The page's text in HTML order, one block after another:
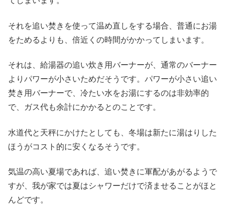
それを追い焚きを使って温め直しをする場合、普通にお湯
をためるよりも、倍近くの時間がかかってしまいます。
それは、給湯器の追い炊き用バーナーが、通常のバーナー
よりパワーが小さいためだそうです。パワーが小さい追い
焚き用バーナーで、冷たい水をお湯にするのは非効率的
で、ガス代も余計にかかるとのことです。
水道代と天秤にかけたとしても、冬場は新たに湯はりした
ほうがコスト的に安くなるそうです。
気温の高い夏場であれば、追い焚きに軍配があがるようで
すが、我が家では夏はシャワーだけで済ませることがほと
んどです。